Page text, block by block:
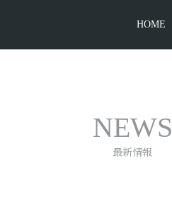
HOME
NEWS
最新情報